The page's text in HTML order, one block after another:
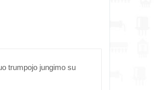
trumpojo jungimo su